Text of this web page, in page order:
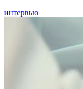
интервью